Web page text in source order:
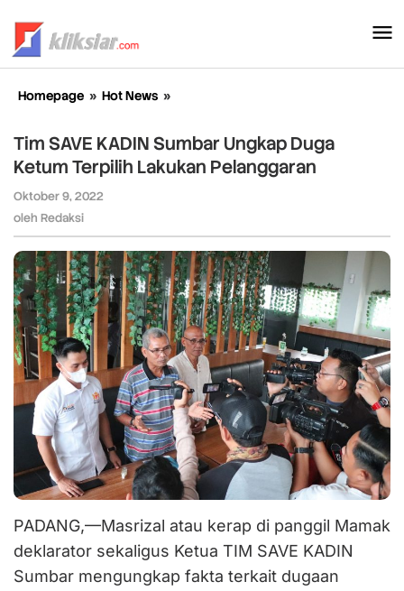
konten
Homepage » Hot News »
KADIN
Sumbar
Ungkap
Lakukan
Pelanggaran
Tim SAVE KADIN Sumbar Ungkap Duga
Ketum Terpilih Lakukan Pelanggaran
Oktober 9, 2022
oleh Redaksi
PADANG,—Masrizal atau kerap di panggil Mamak
deklarator sekaligus Ketua TIM SAVE KADIN
Sumbar mengungkap fakta terkait dugaan